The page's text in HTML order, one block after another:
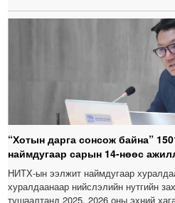
“Хотын дарга сонсож байна”
наймдугаар сарын 14-нөөс
НИТХ-ын ээлжит наймдугаар
хуралдаанаар нийслэлийн нутгийн
тушаалтанд 2025, 2026 оны эхний